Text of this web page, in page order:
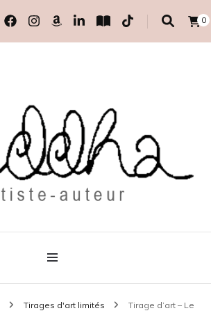
0
Tirages d'art limités Tirage d’art – Le